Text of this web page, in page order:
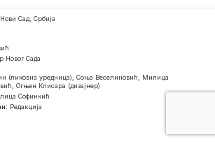
Сад, Србија
Новог Сада
(ликовна уредница), Соња Веселиновић, Милица
Огњен Клисара (дизајнер)
Софинкић
Редакција